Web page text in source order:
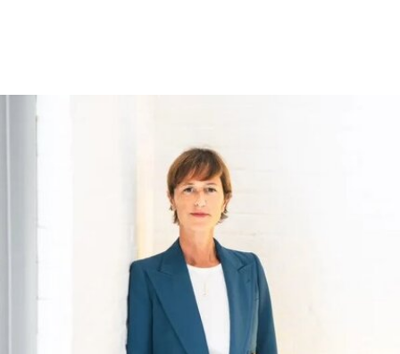
后一家非营利性艺术院校，但近年来持续受招生人
数下降和预算赤字影响导致裁员，最终于今年年初
被范德堡大学收购。根据收购协议，加州艺术学院
将于2026-27学年结束后停止办学。
这笔捐赠是黄仁勋夫妇迄今向教育机构提供的最大
单笔捐款，金额超过了此前向其母校俄勒冈州立大
学捐赠的5000万美元。加上去年2月向范德堡大学
捐赠的2250万美元，黄仁勋夫妇对该校的捐赠总额
已达到9750万美元。同时，他们还带动了其他慈善
捐赠者向范德堡大学旧金山校区扩建项目捐赠共计